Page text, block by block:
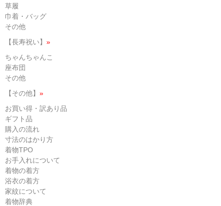
草履
巾着・バッグ
その他
【長寿祝い】 »
ちゃんちゃんこ
座布団
その他
【その他】 »
お買い得・訳あり品
ギフト品
購入の流れ
寸法のはかり方
着物TPO
お手入れについて
着物の着方
浴衣の着方
家紋について
着物辞典